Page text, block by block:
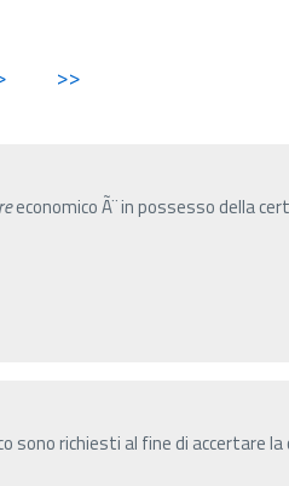
>>
economico Ã¨ in possesso della
sono richiesti al fine di accertare